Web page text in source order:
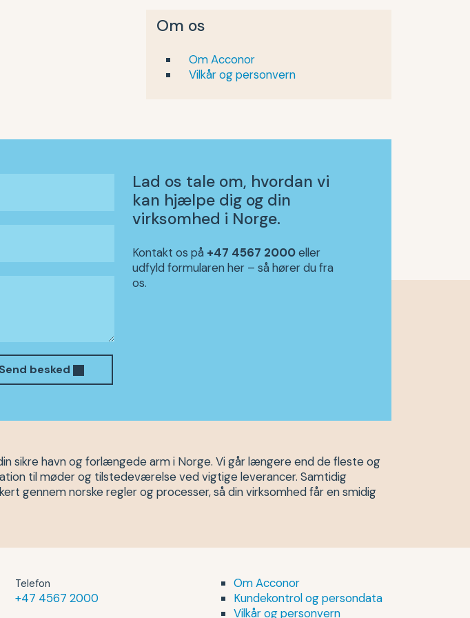
Om os
Om Acconor
Vilkår og personvern
Lad os tale om, hvordan vi
kan hjælpe dig og din
virksomhed i Norge.
Kontakt os på +47 4567 2000eller
udfyld formularen her – så hører du fra
os.
Send besked
sikre havn og forlængede arm i Norge. Vi går længere end de fleste og
til møder og tilstedeværelse ved vigtige leverancer. Samtidig
gennem norske regler og processer, så din virksomhed får en smidig
Telefon
+47 4567 2000
Om Acconor
Kundekontrol og persondata
Vilkår og personvern